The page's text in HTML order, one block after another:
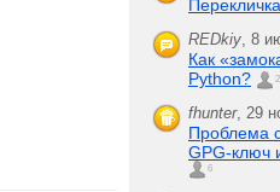
Перекличка
REDkiy, 8
Как
Python?
2
fhunter, 29
Проблема
GPG-ключ
6